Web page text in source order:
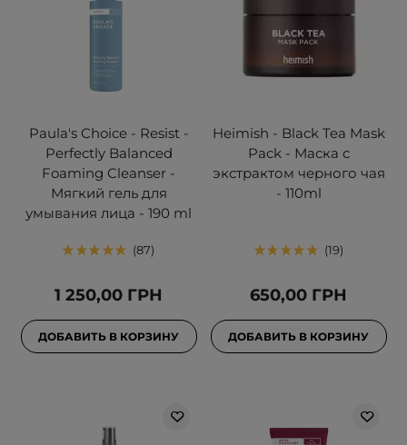
Paula's Choice - Resist -
Perfectly Balanced
Foaming Cleanser -
Мягкий гель для
умывания лица - 190 ml
87
1 250,00 ГРН
ДОБАВИТЬ В КОРЗИНУ
Heimish - Black Tea Mask
Pack - Маска с
экстрактом черного чая
- 110ml
19
650,00 ГРН
ДОБАВИТЬ В КОРЗИНУ